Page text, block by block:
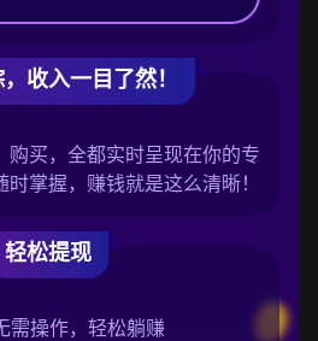
收入一目了然！
购买，全都实时呈现在你的专
掌握，赚钱就是这么清晰！
轻松提现
需操作，轻松躺赚